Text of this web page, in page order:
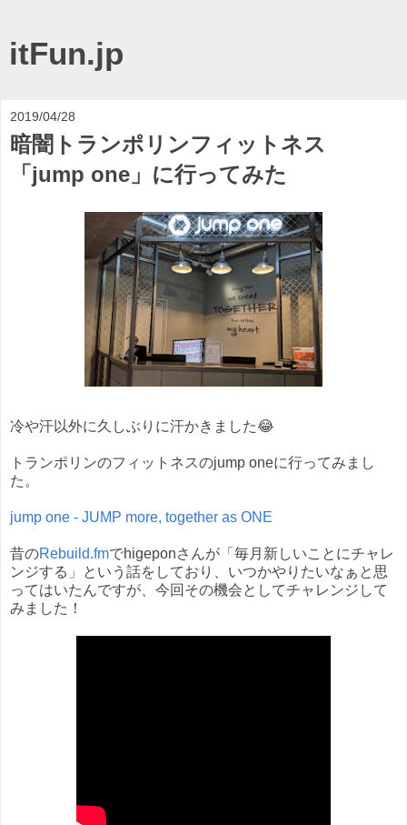
itFun.jp
2019/04/28
暗闇トランポリンフィットネス
「jump one」に行ってみた
冷や汗以外に久しぶりに汗かきました😂
トランポリンのフィットネスのjump oneに行ってみまし
た。
jump one - JUMP more, together as ONE
昔のRebuild.fmでhigeponさんが「毎月新しいことにチャレ
ンジする」という話をしており、いつかやりたいなぁと思
ってはいたんですが、今回その機会としてチャレンジして
みました！